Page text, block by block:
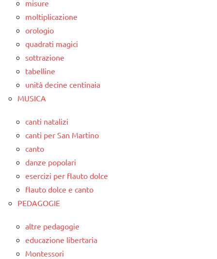
misure
moltiplicazione
orologio
quadrati magici
sottrazione
tabelline
unità decine centinaia
MUSICA
canti natalizi
canti per San Martino
canto
danze popolari
esercizi per flauto dolce
flauto dolce e canto
PEDAGOGIE
altre pedagogie
educazione libertaria
Montessori